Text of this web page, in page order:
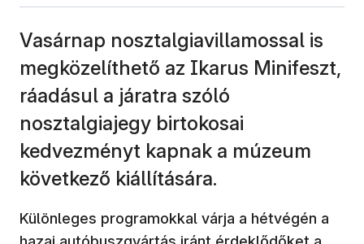
Vasárnap nosztalgiavillamossal is
megközelíthető az Ikarus Minifeszt,
ráadásul a járatra szóló
nosztalgiajegy birtokosai
kedvezményt kapnak a múzeum
következő kiállítására.
Különleges programokkal várja a hétvégén a